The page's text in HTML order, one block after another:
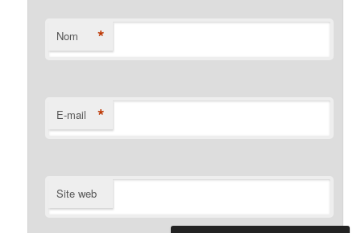
Nom *
E-mail *
Site web